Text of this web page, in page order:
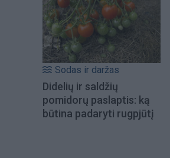
Sodas ir daržas
Didelių ir saldžių
pomidorų paslaptis: ką
būtina padaryti rugpjūtį